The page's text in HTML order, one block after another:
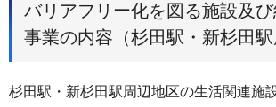
バリアフリー化を図る施設及
事業の内容（杉田駅・新杉田駅
杉田駅・新杉田駅周辺地区の生活関連施